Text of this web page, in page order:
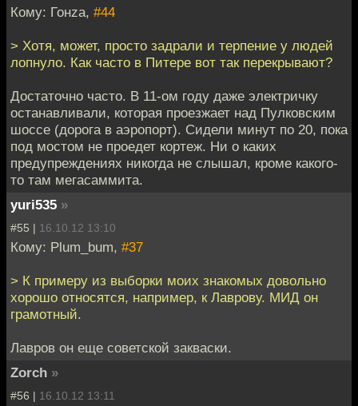
Кому: Гонzа, #44
> Хотя, может, просто задрали и терпение у людей
лопнуло. Как часто в Питере вот так перекрывают?
Достаточно часто. В 11-ом году даже электричку
останавливали, которая проезжает над Пулковским
шоссе (дорога в аэропорт). Сидели минут по 20, пока
под мостом не проедет кортеж. Ни о каких
предупреждениях никогда не слышал, кроме какого-
то там мегасаммита.
yuri535 »
#55 | 16.10.12 13:10
Кому: Plum_bum, #37
> К примеру из выборки моих знакомых довольно
хорошо относятся, например, к Лаврову. МИД он
грамотный.
Лавров он еще советской закваски.
Zorch »
#56 | 16.10.12 13:11